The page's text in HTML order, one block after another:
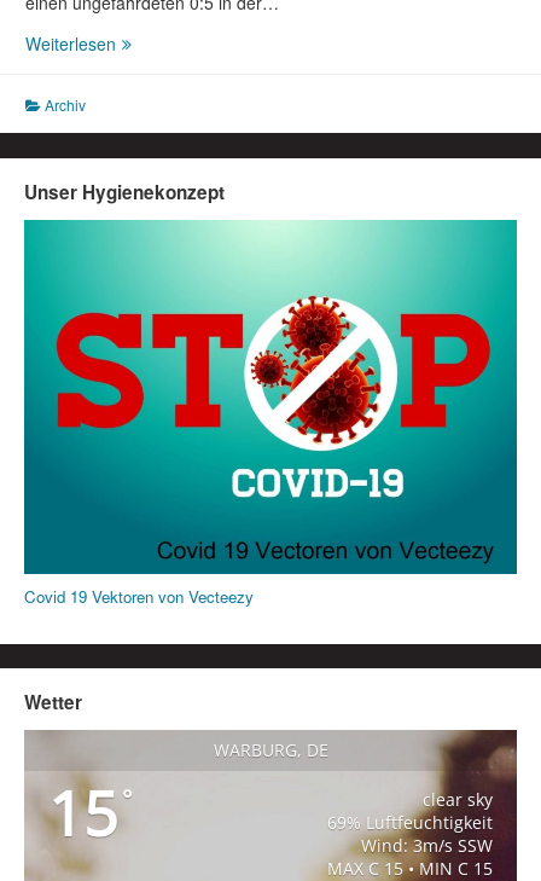
Weiterlesen Vorbericht
02.09.17
11:00Uhr
SSV
Herlinghausen
Weiß
II
Archiv
Unser Hygienekonzept
Covid 19 Vektoren von Vecteezy
Wetter
WARBURG, DE
15°
clear sky
69% Luftfeuchtigkeit
Wind: 3m/s SSW
MAX C 15 • MIN C 15